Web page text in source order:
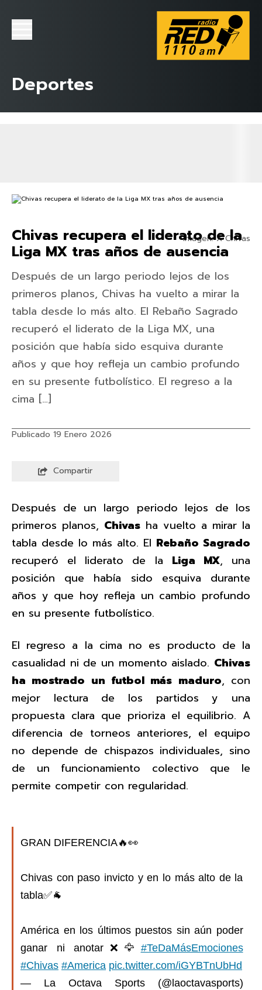
Deportes
Imagen: X Chivas
Chivas recupera el liderato de la
Liga MX tras años de ausencia
Después de un largo periodo lejos de los
primeros planos, Chivas ha vuelto a mirar la
tabla desde lo más alto. El Rebaño Sagrado
recuperó el liderato de la Liga MX, una
posición que había sido esquiva durante
años y que hoy refleja un cambio profundo
en su presente futbolístico. El regreso a la
cima […]
Publicado 19 Enero 2026
Compartir
Después de un largo periodo lejos de los
primeros planos, Chivas ha vuelto a mirar la
tabla desde lo más alto. El Rebaño Sagrado
recuperó el liderato de la Liga MX, una
posición que había sido esquiva durante
años y que hoy refleja un cambio profundo
en su presente futbolístico.
El regreso a la cima no es producto de la
casualidad ni de un momento aislado. Chivas
ha mostrado un futbol más maduro, con
mejor lectura de los partidos y una
propuesta clara que prioriza el equilibrio. A
diferencia de torneos anteriores, el equipo
no depende de chispazos individuales, sino
de un funcionamiento colectivo que le
permite competir con regularidad.
GRAN DIFERENCIA🔥👀
Chivas con paso invicto y en lo más alto de la
tabla✅🐐
América en los últimos puestos sin aún poder
ganar ni anotar❌🦅 #TeDaMásEmociones
#Chivas #America pic.twitter.com/iGYBTnUbHd
— La Octava Sports (@laoctavasports)